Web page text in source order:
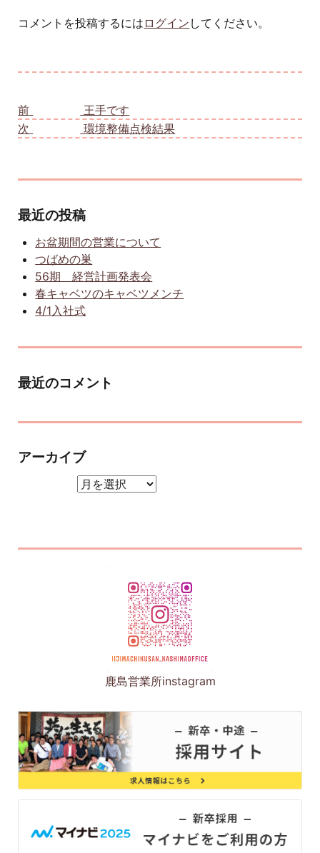
コメントを投稿するには ログイン してください。
前
王手です
次
環境整備点検結果
最近の投稿
お盆期間の営業について
つばめの巣
56期 経営計画発表会
春キャベツのキャベツメンチ
4/1入社式
最近のコメント
アーカイブ
鹿島営業所instagram